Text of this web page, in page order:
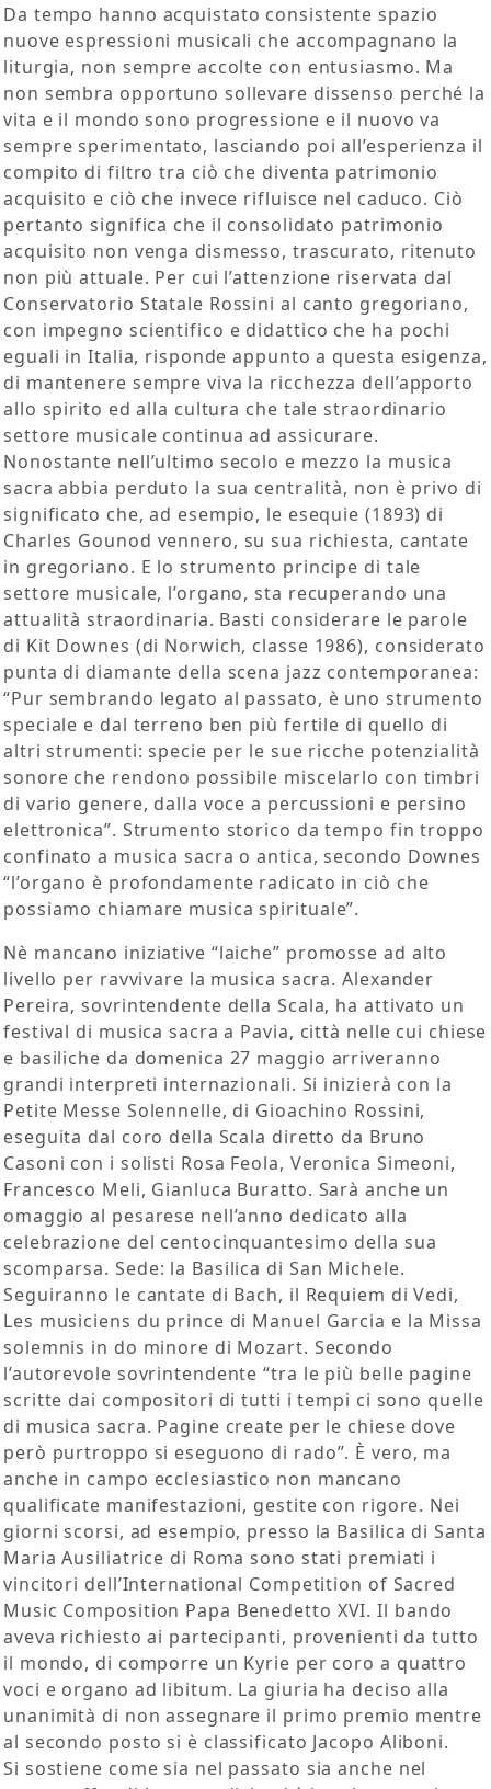
Da tempo hanno acquistato consistente spazio
nuove espressioni musicali che accompagnano la
liturgia, non sempre accolte con entusiasmo. Ma
non sembra opportuno sollevare dissenso perché la
vita e il mondo sono progressione e il nuovo va
sempre sperimentato, lasciando poi all’esperienza il
compito di filtro tra ciò che diventa patrimonio
acquisito e ciò che invece rifluisce nel caduco. Ciò
pertanto significa che il consolidato patrimonio
acquisito non venga dismesso, trascurato, ritenuto
non più attuale. Per cui l’attenzione riservata dal
Conservatorio Statale Rossini al canto gregoriano,
con impegno scientifico e didattico che ha pochi
eguali in Italia, risponde appunto a questa esigenza,
di mantenere sempre viva la ricchezza dell’apporto
allo spirito ed alla cultura che tale straordinario
settore musicale continua ad assicurare.
Nonostante nell’ultimo secolo e mezzo la musica
sacra abbia perduto la sua centralità, non è privo di
significato che, ad esempio, le esequie (1893) di
Charles Gounod vennero, su sua richiesta, cantate
in gregoriano. E lo strumento principe di tale
settore musicale, l’organo, sta recuperando una
attualità straordinaria. Basti considerare le parole
di Kit Downes (di Norwich, classe 1986), considerato
punta di diamante della scena jazz contemporanea:
“Pur sembrando legato al passato, è uno strumento
speciale e dal terreno ben più fertile di quello di
altri strumenti: specie per le sue ricche potenzialità
sonore che rendono possibile miscelarlo con timbri
di vario genere, dalla voce a percussioni e persino
elettronica”. Strumento storico da tempo fin troppo
confinato a musica sacra o antica, secondo Downes
“l’organo è profondamente radicato in ciò che
possiamo chiamare musica spirituale”.
Nè mancano iniziative “laiche” promosse ad alto
livello per ravvivare la musica sacra. Alexander
Pereira, sovrintendente della Scala, ha attivato un
festival di musica sacra a Pavia, città nelle cui chiese
e basiliche da domenica 27 maggio arriveranno
grandi interpreti internazionali. Si inizierà con la
Petite Messe Solennelle, di Gioachino Rossini,
eseguita dal coro della Scala diretto da Bruno
Casoni con i solisti Rosa Feola, Veronica Simeoni,
Francesco Meli, Gianluca Buratto. Sarà anche un
omaggio al pesarese nell’anno dedicato alla
celebrazione del centocinquantesimo della sua
scomparsa. Sede: la Basilica di San Michele.
Seguiranno le cantate di Bach, il Requiem di Vedi,
Les musiciens du prince di Manuel Garcia e la Missa
solemnis in do minore di Mozart. Secondo
l’autorevole sovrintendente “tra le più belle pagine
scritte dai compositori di tutti i tempi ci sono quelle
di musica sacra. Pagine create per le chiese dove
però purtroppo si eseguono di rado”. È vero, ma
anche in campo ecclesiastico non mancano
qualificate manifestazioni, gestite con rigore. Nei
giorni scorsi, ad esempio, presso la Basilica di Santa
Maria Ausiliatrice di Roma sono stati premiati i
vincitori dell’International Competition of Sacred
Music Composition Papa Benedetto XVI. Il bando
aveva richiesto ai partecipanti, provenienti da tutto
il mondo, di comporre un Kyrie per coro a quattro
voci e organo ad libitum. La giuria ha deciso alla
unanimità di non assegnare il primo premio mentre
al secondo posto si è classificato Jacopo Aliboni.
Si sostiene come sia nel passato sia anche nel